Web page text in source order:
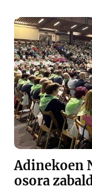
Adinekoen
osora